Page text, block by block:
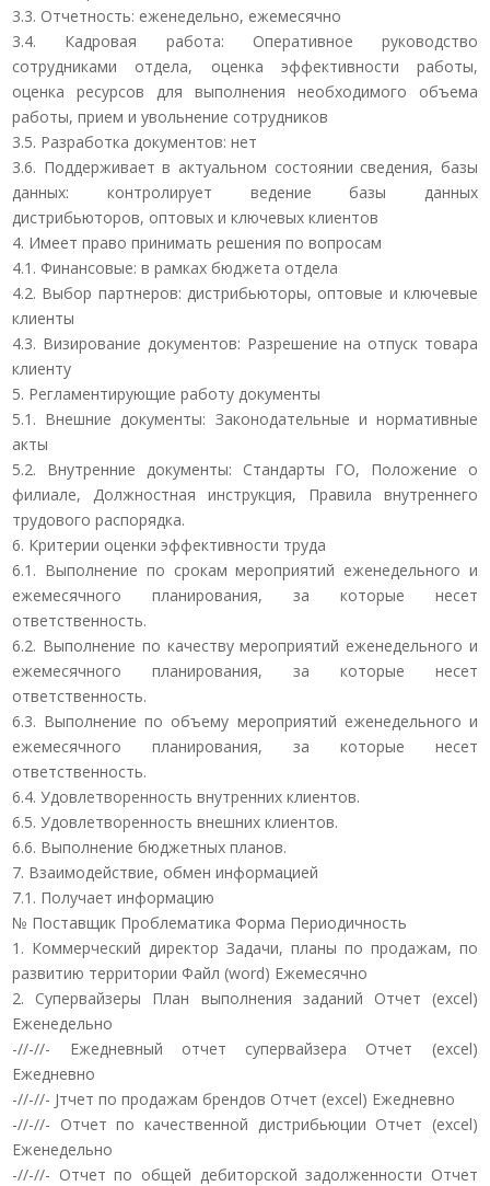
3.3. Отчетность: еженедельно, ежемесячно
3.4. Кадровая работа: Оперативное руководство
сотрудниками отдела, оценка эффективности работы,
оценка ресурсов для выполнения необходимого объема
работы, прием и увольнение сотрудников
3.5. Разработка документов: нет
3.6. Поддерживает в актуальном состоянии сведения, базы
данных: контролирует ведение базы данных
дистрибьюторов, оптовых и ключевых клиентов
4. Имеет право принимать решения по вопросам
4.1. Финансовые: в рамках бюджета отдела
4.2. Выбор партнеров: дистрибьюторы, оптовые и ключевые
клиенты
4.3. Визирование документов: Разрешение на отпуск товара
клиенту
5. Регламентирующие работу документы
5.1. Внешние документы: Законодательные и нормативные
акты
5.2. Внутренние документы: Стандарты ГО, Положение о
филиале, Должностная инструкция, Правила внутреннего
трудового распорядка.
6. Критерии оценки эффективности труда
6.1. Выполнение по срокам мероприятий еженедельного и
ежемесячного планирования, за которые несет
ответственность.
6.2. Выполнение по качеству мероприятий еженедельного и
ежемесячного планирования, за которые несет
ответственность.
6.3. Выполнение по объему мероприятий еженедельного и
ежемесячного планирования, за которые несет
ответственность.
6.4. Удовлетворенность внутренних клиентов.
6.5. Удовлетворенность внешних клиентов.
6.6. Выполнение бюджетных планов.
7. Взаимодействие, обмен информацией
7.1. Получает информацию
№ Поставщик Проблематика Форма Периодичность
1. Коммерческий директор Задачи, планы по продажам, по
развитию территории Файл (word) Ежемесячно
2. Супервайзеры План выполнения заданий Отчет (excel)
Еженедельно
-//-//- Ежедневный отчет супервайзера Отчет (excel)
Ежедневно
-//-//- Jтчет по продажам брендов Отчет (excel) Ежедневно
-//-//- Отчет по качественной дистрибьюции Отчет (excel)
Еженедельно
-//-//- Отчет по общей дебиторской задолженности Отчет